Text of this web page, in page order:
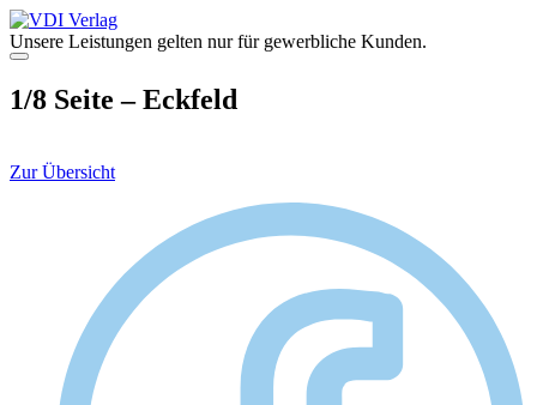
Zum
Inhalt
springen
Unsere Leistungen gelten nur für gewerbliche Kunden.
Menü
1/8 Seite – Eckfeld
Zur Übersicht